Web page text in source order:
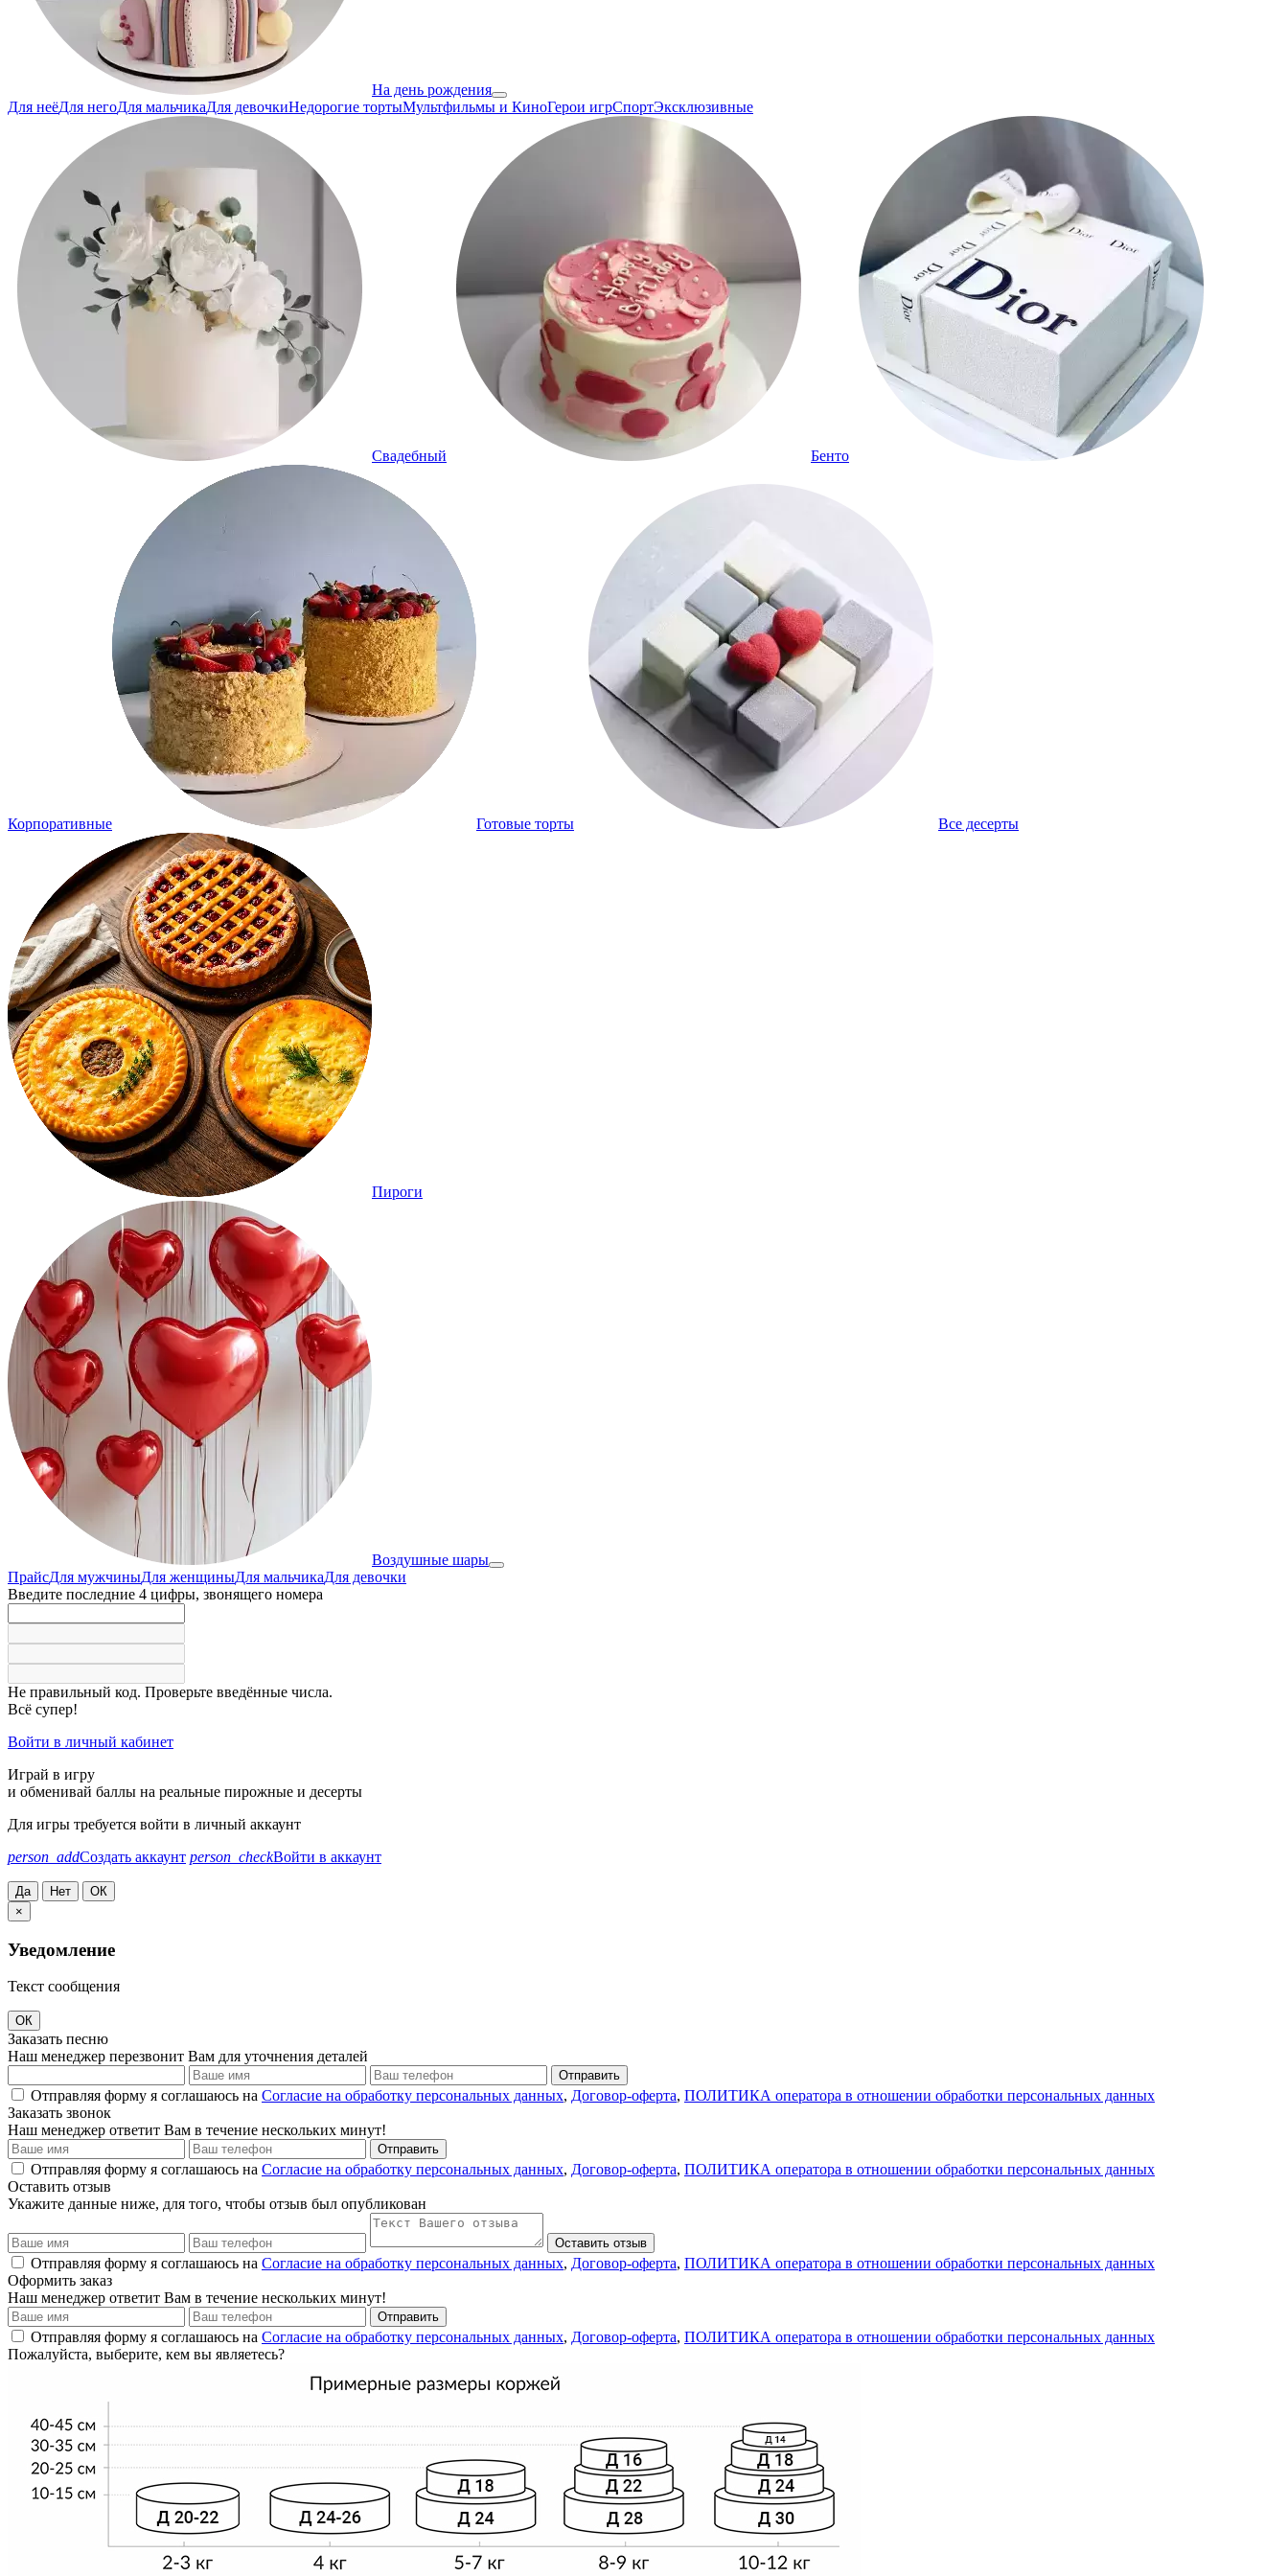
На день рождения
Для неёДля негоДля мальчикаДля девочкиНедорогие тортыМультфильмы и КиноГерои игрСпортЭксклюзивные
Свадебный Бенто
Корпоративные Готовые торты Все десерты
Пироги
Воздушные шары
ПрайсДля мужчиныДля женщиныДля мальчикаДля девочки
Введите последние 4 цифры, звонящего номера
Не правильный код. Проверьте введённые числа.
Всё супер!
Войти в личный кабинет
Играй в игру
и обменивай баллы на реальные пирожные и десерты
Для игры требуется войти в личный аккаунт
person_addСоздать аккаунт person_checkВойти в аккаунт
Да Нет
ОК
×
Уведомление
Текст сообщения
ОК
Заказать песню
Наш менеджер перезвонит Вам для уточнения деталей
Отправить
Отправляя форму я соглашаюсь на Согласие на обработку персональных данных, Договор-оферта, ПОЛИТИКА оператора в отношении обработки персональных данных
Заказать звонок
Наш менеджер ответит Вам в течение нескольких минут!
Отправить
Отправляя форму я соглашаюсь на Согласие на обработку персональных данных, Договор-оферта, ПОЛИТИКА оператора в отношении обработки персональных данных
Оставить отзыв
Укажите данные ниже, для того, чтобы отзыв был опубликован
Оставить отзыв
Отправляя форму я соглашаюсь на Согласие на обработку персональных данных, Договор-оферта, ПОЛИТИКА оператора в отношении обработки персональных данных
Оформить заказ
Наш менеджер ответит Вам в течение нескольких минут!
Отправить
Отправляя форму я соглашаюсь на Согласие на обработку персональных данных, Договор-оферта, ПОЛИТИКА оператора в отношении обработки персональных данных
Пожалуйста, выберите, кем вы являетесь?